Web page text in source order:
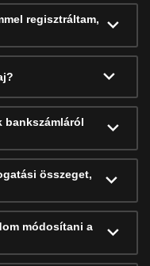
regisztráltam,
bankszámláról
összeget,
módosítani a